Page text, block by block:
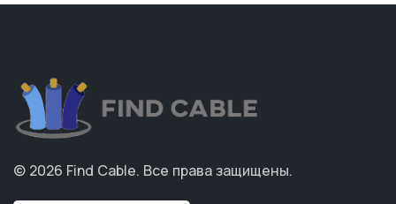
© 2026 Find Cable. Все права защищены.